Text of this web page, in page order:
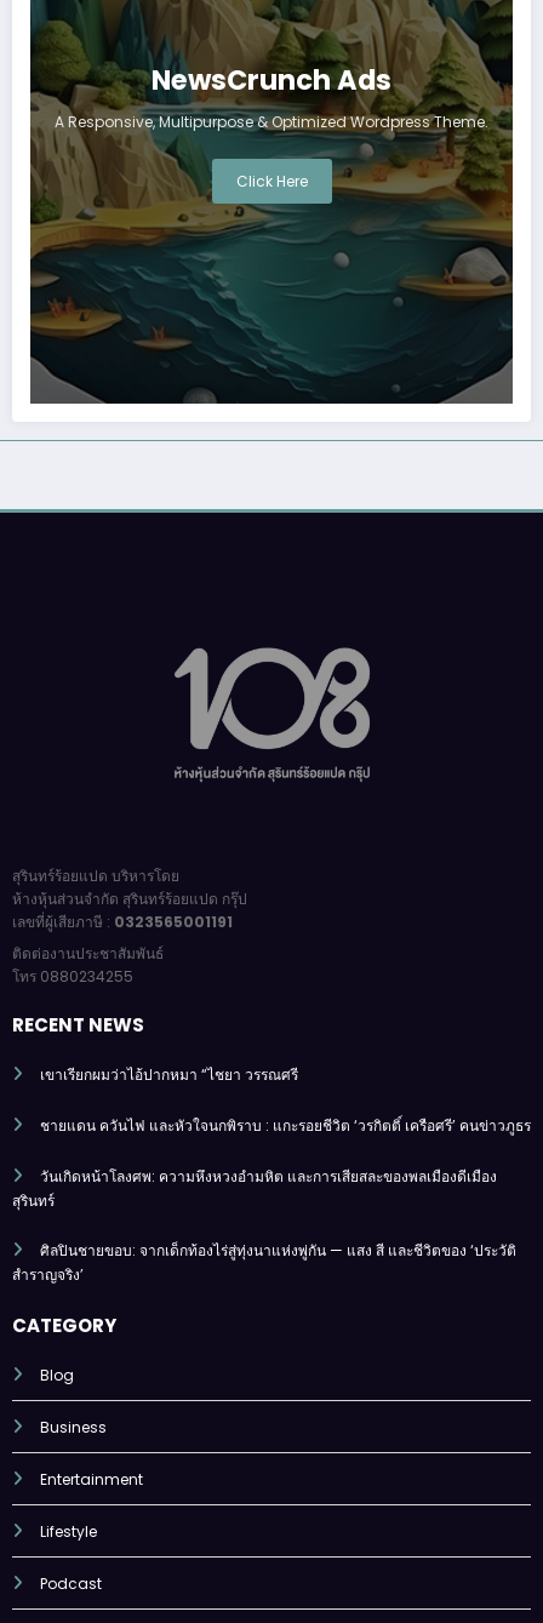
NewsCrunch Ads
A Responsive, Multipurpose & Optimized Wordpress Theme.
Click Here
สุรินทร์ร้อยแปด บริหารโดย
ห้างหุ้นส่วนจำกัด สุรินทร์ร้อยแปด กรุ๊ป
เลขที่ผู้เสียภาษี : 0323565001191
ติดต่องานประชาสัมพันธ์
โทร 0880234255
RECENT NEWS
เขาเรียกผมว่าไอ้ปากหมา “ไชยา วรรณศรี
ชายแดน ควันไฟ และหัวใจนกพิราบ : แกะรอยชีวิต ‘วรกิตติ์ เครือศรี’ คนข่าวภูธร
วันเกิดหน้าโลงศพ: ความหึงหวงอำมหิต และการเสียสละของพลเมืองดีเมือง
สุรินทร์
ศิลปินชายขอบ: จากเด็กท้องไร่สู่ทุ่งนาแห่งพู่กัน — แสง สี และชีวิตของ ‘ประวัติ
สำราญจริง’
CATEGORY
Blog
Business
Entertainment
Lifestyle
Podcast